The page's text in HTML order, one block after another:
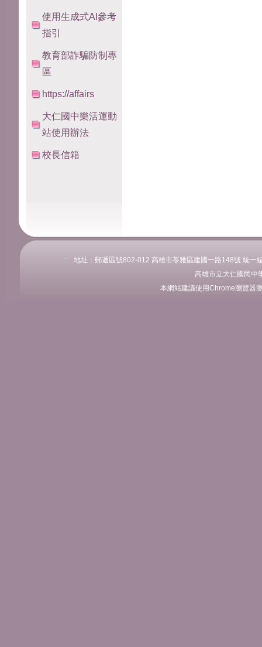
使用生成式AI參考
指引
教育部詐騙防制專
區
https://affairs
大仁國中樂活運動
站使用辦法
校長信箱
:::
地址：郵遞區號802-012 高雄市苓雅區建國一路148號 統
高雄市立大仁國民中
本網站建議使用Chrome瀏覽器